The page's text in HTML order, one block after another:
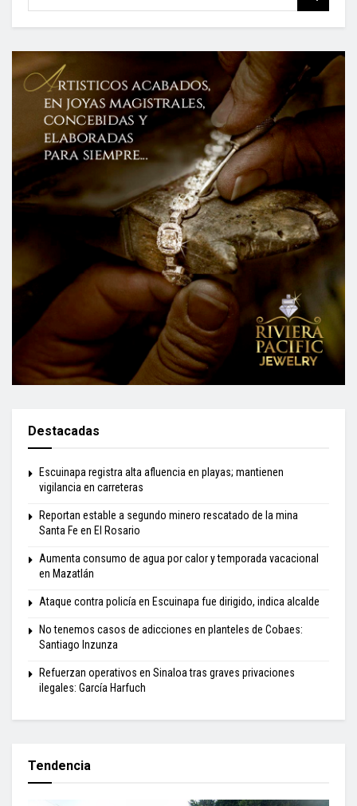
Destacadas
Escuinapa registra alta afluencia en playas; mantienen
vigilancia en carreteras
Reportan estable a segundo minero rescatado de la mina
Santa Fe en El Rosario
Aumenta consumo de agua por calor y temporada vacacional
en Mazatlán
Ataque contra policía en Escuinapa fue dirigido, indica alcalde
No tenemos casos de adicciones en planteles de Cobaes:
Santiago Inzunza
Refuerzan operativos en Sinaloa tras graves privaciones
ilegales: García Harfuch
Tendencia